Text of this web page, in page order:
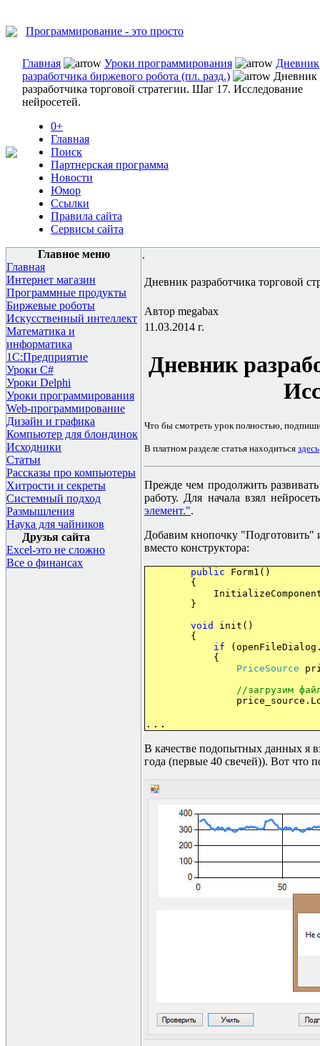
Программирование - это просто
Главная Уроки программирования
Дневник
разработчика биржевого робота (пл. разд.)
Дневник
разработчика торговой стратегии. Шаг 17. Исследование
нейросетей.
0+
Главная
Поиск
Партнерская программа
Новости
Юмор
Ссылки
Правила сайта
Сервисы сайта
Главное меню
Главная
Интернет магазин
Программные продукты
Биржевые роботы
Искусственный интеллект
Математика и
информатика
1С:Предприятие
Уроки C#
Уроки Delphi
Уроки программирования
Web-программирование
Дизайн и графика
Компьютер для блондинок
Исходники
Статьи
Рассказы про компьютеры
Хитрости и секреты
Системный подход
Размышления
Наука для чайников
Друзья сайта
Excel-это не сложно
Все о финансах
.
Дневник разработчика торговой
Автор megabax
11.03.2014 г.
Дневник
Что бы смотреть урок полностью,
В платном разделе статья находиться здесь
Прежде чем продолжить
работу. Для начала взял
элемент.".
Добавим кнопочку "Подготовить"
вместо конструктора:
public Form1()
{
}
void
init()
{
if
{
PriceSource
//загрузим
. . .
В качестве подопытных данных я
года (первые 40 свечей)). Вот что